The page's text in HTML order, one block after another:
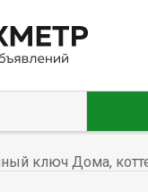
ключ Дома,